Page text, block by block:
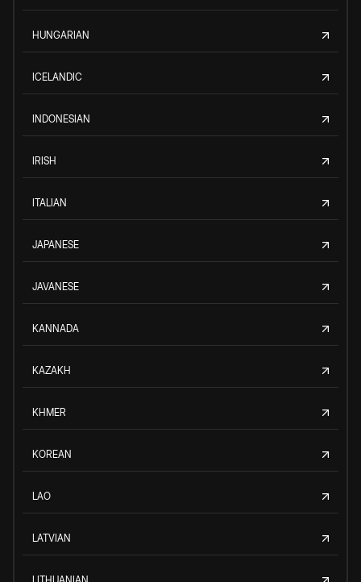
HUNGARIAN
ICELANDIC
INDONESIAN
IRISH
ITALIAN
JAPANESE
JAVANESE
KANNADA
KAZAKH
KHMER
KOREAN
LAO
LATVIAN